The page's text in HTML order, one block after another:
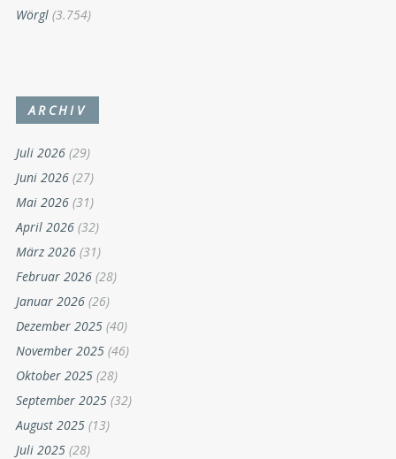
Wörgl (3.754)
ARCHIV
Juli 2026 (29)
Juni 2026 (27)
Mai 2026 (31)
April 2026 (32)
März 2026 (31)
Februar 2026 (28)
Januar 2026 (26)
Dezember 2025 (40)
November 2025 (46)
Oktober 2025 (28)
September 2025 (32)
August 2025 (13)
Juli 2025 (28)